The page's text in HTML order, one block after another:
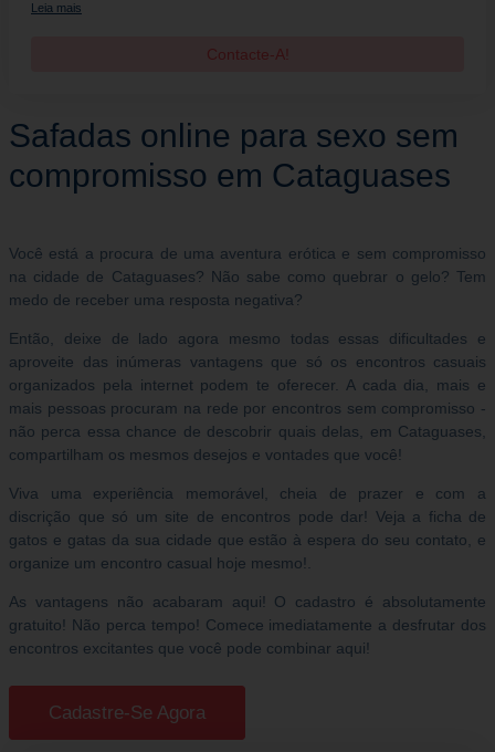
Leia mais
Contacte-A!
Safadas online para sexo sem
compromisso em Cataguases
Você está a procura de uma aventura erótica e sem compromisso
na cidade de Cataguases? Não sabe como quebrar o gelo? Tem
medo de receber uma resposta negativa?
Então, deixe de lado agora mesmo todas essas dificultades e
aproveite das inúmeras vantagens que só os encontros casuais
organizados pela internet podem te oferecer. A cada dia, mais e
mais pessoas procuram na rede por encontros sem compromisso -
não perca essa chance de descobrir quais delas, em Cataguases,
compartilham os mesmos desejos e vontades que você!
Viva uma experiência memorável, cheia de prazer e com a
discrição que só um site de encontros pode dar! Veja a ficha de
gatos e gatas da sua cidade que estão à espera do seu contato, e
organize um encontro casual hoje mesmo!.
As vantagens não acabaram aqui! O cadastro é absolutamente
gratuito! Não perca tempo! Comece imediatamente a desfrutar dos
encontros excitantes que você pode combinar aqui!
Cadastre-Se Agora